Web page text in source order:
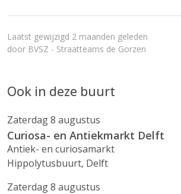
Laatst gewijzigd 2 maanden geleden
door BVSZ - Straatteams de Gorzen
Ook in deze buurt
Zaterdag 8 augustus
Curiosa- en Antiekmarkt Delft
Antiek- en curiosamarkt
Hippolytusbuurt, Delft
Zaterdag 8 augustus